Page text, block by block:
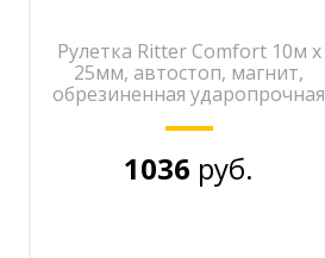
Рулетка Ritter Comfort 10м х
25мм, автостоп, магнит,
обрезиненная ударопрочная
1036 руб.